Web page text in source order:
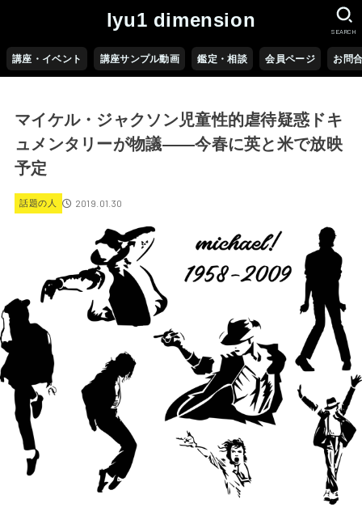
lyu1 dimension
講座・イベント 講座サンプル動画 鑑定・相談 会員ページ お問
SEARCH
マイケル・ジャクソン児童性的虐待疑惑ドキ
ュメンタリーが物議――今春に英と米で放映
予定
話題の人 2019.01.30